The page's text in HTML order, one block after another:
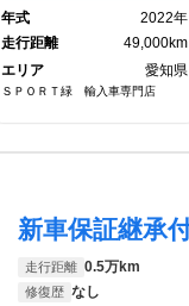
ビ／ＬＥＤヘッドライト／パド
ルシフト／ＥＴＣ
年式
2022年
走行距離
49,000km
エリア
愛知県
ＳＰＯＲＴ緑 輸入車専門店
走行距離 0.5万km
修復歴 なし